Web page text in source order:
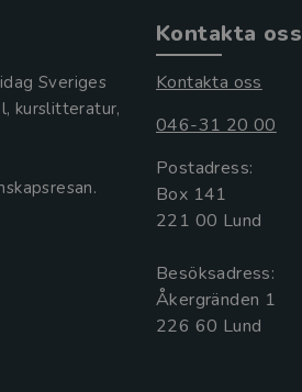
Sveriges
kurslitteratur,
Kontakta oss
Kontakta oss
046-31 20 00
Postadress:
Box 141
221 00 Lund
Besöksadress:
Åkergränden 1